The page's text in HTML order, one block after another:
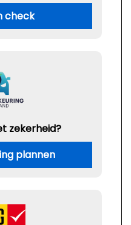
check
zekerheid?
plannen